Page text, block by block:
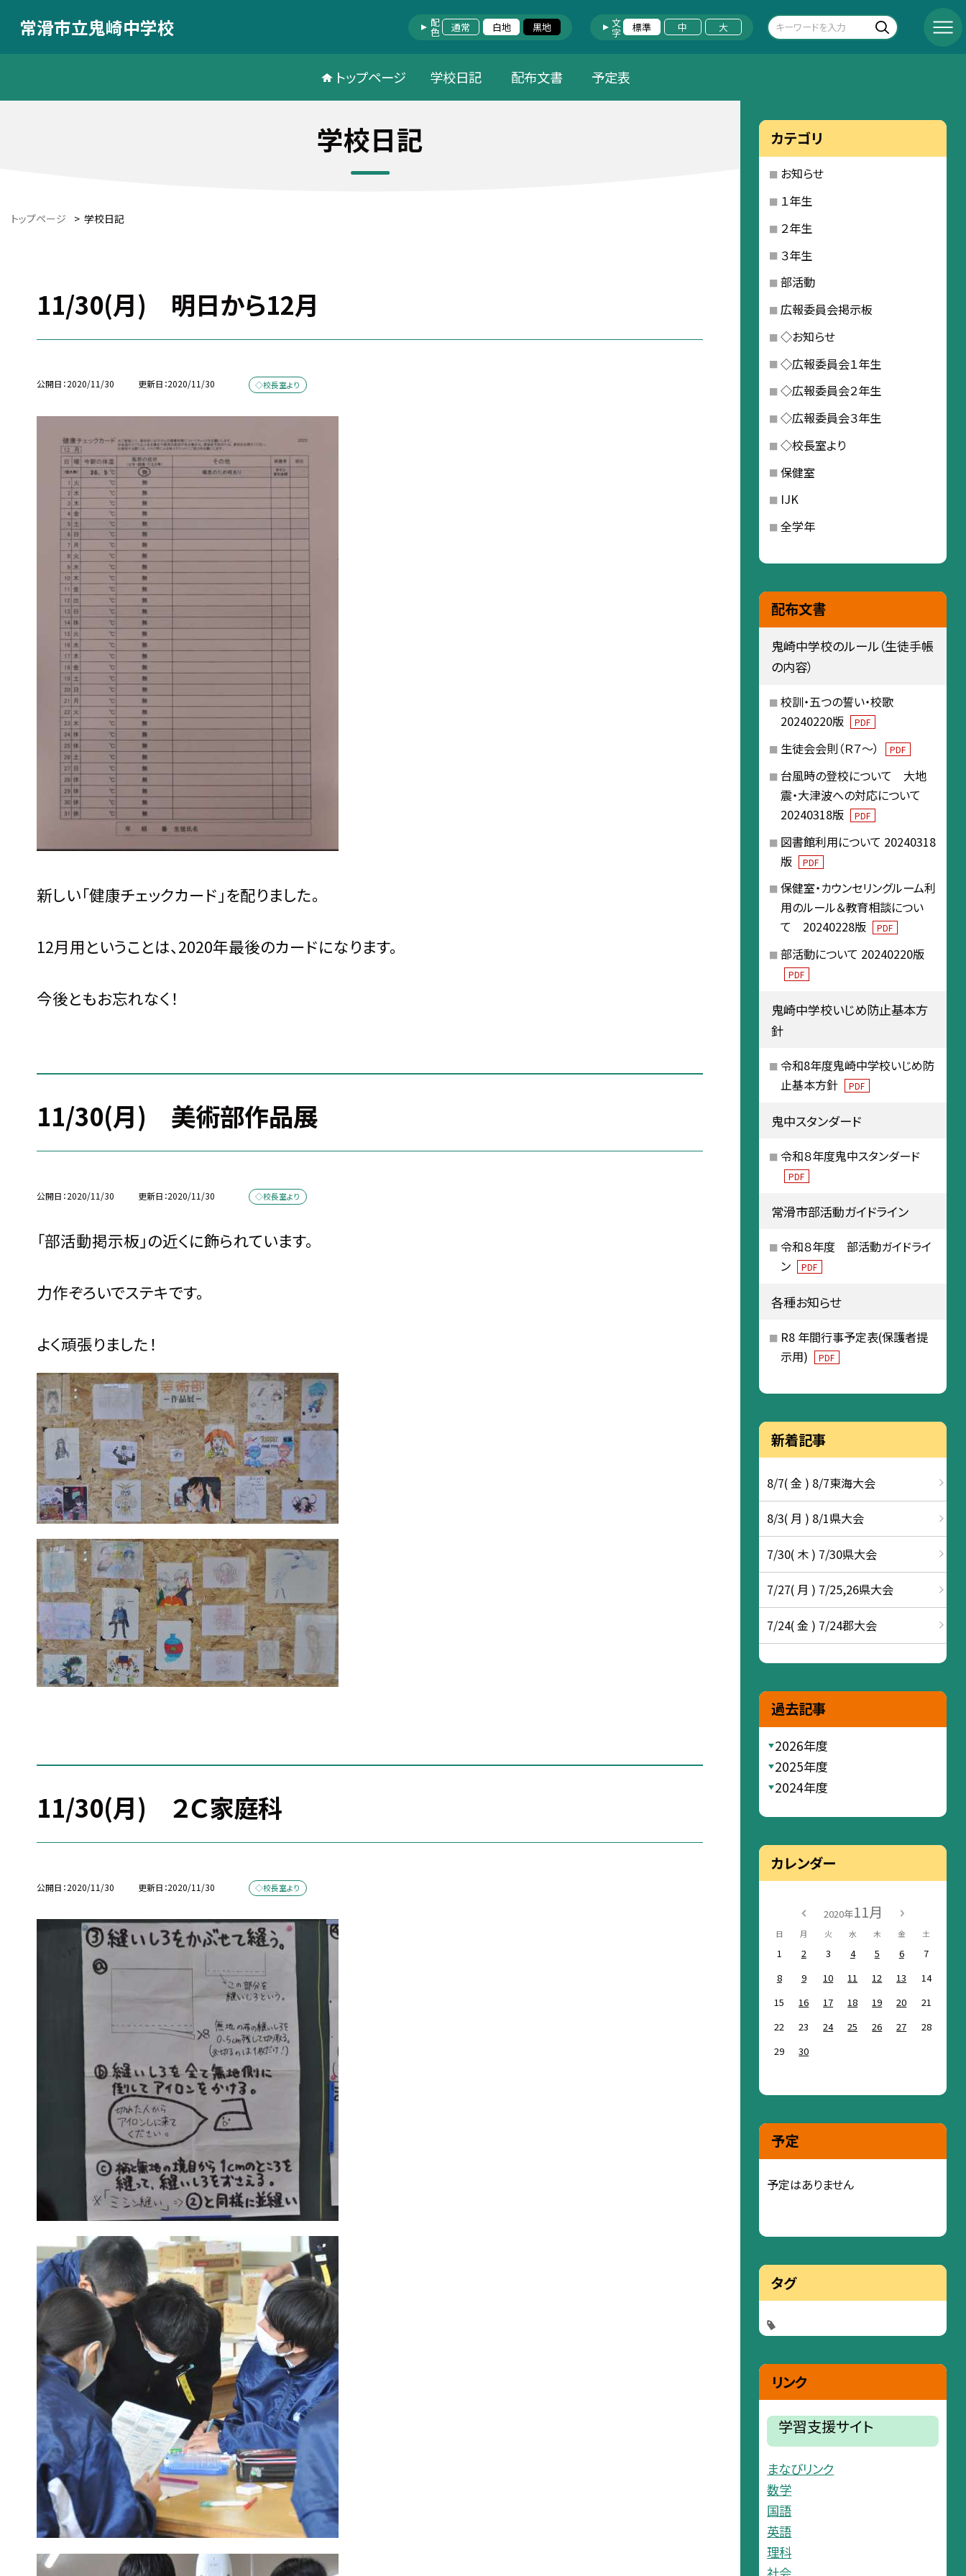
常滑市立鬼崎中学校 配色 通常 白地 黒地 文字 標準 中 大
トップページ 学校日記 配布文書 予定表
学校日記
トップページ > 学校日記
11/30(月) 明日から12月
公開日 2020/11/30 更新日 2020/11/30 ◇校長室より
新しい「健康チェックカード」を配りました。
12月用ということは、2020年最後のカードになります。
今後ともお忘れなく！
11/30(月) 美術部作品展
公開日 2020/11/30 更新日 2020/11/30 ◇校長室より
「部活動掲示板」の近くに飾られています。
力作ぞろいでステキです。
よく頑張りました！
11/30(月) ２Ｃ家庭科
公開日 2020/11/30 更新日 2020/11/30 ◇校長室より
カテゴリ
お知らせ
１年生
２年生
３年生
部活動
広報委員会掲示板
◇お知らせ
◇広報委員会１年生
◇広報委員会２年生
◇広報委員会３年生
◇校長室より
保健室
IJK
全学年
配布文書
鬼崎中学校のルール（生徒手帳
の内容）
校訓・五つの誓い・校歌
20240220版
PDF
生徒会会則（Ｒ７～） PDF
台風時の登校について 大地
震・大津波への対応について
20240318版
PDF
図書館利用について 20240318
版
PDF
保健室・カウンセリングルーム利
用のルール＆教育相談につい
て 20240228版
PDF
部活動について 20240220版
PDF
鬼崎中学校いじめ防止基本方
針
令和8年度鬼崎中学校いじめ防
止基本方針
PDF
鬼中スタンダード
令和８年度鬼中スタンダード
PDF
常滑市部活動ガイドライン
令和８年度 部活動ガイドライ
ン
PDF
各種お知らせ
R8 年間行事予定表(保護者提
示用)
PDF
新着記事
8/7( 金 ) 8/7東海大会
8/3( 月 ) 8/1県大会
7/30( 木 ) 7/30県大会
7/27( 月 ) 7/25,26県大会
7/24( 金 ) 7/24郡大会
過去記事
2026年度
2025年度
2024年度
カレンダー
2020年11月
日 月 火 水 木 金 土
1 2 3 4 5 6
7
8
9 10 11 12 13
14
15
16 17 18 19 20
21
22
23 24 25 26 27
28
29
30
予定
予定はありません
タグ
リンク
学習支援サイト
まなびリンク
数学
国語
英語
理科